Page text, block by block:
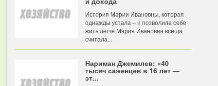
История Марии Ивановны, которая
однажды устала – и позволила себе
жить легче Мария Ивановна всегда
считала...
Нариман Джемилев: «40
тысяч саженцев в 16 лет —
эт...